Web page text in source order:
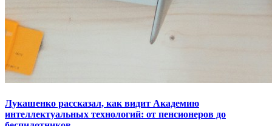
Лукашенко рассказал, как видит Академию
интеллектуальных технологий: от пенсионеров до